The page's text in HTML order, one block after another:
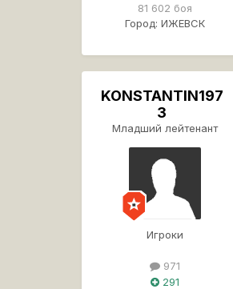
81 602 боя
Город: ИЖЕВСК
KONSTANTIN197
3
Младший лейтенант
Игроки
971
291